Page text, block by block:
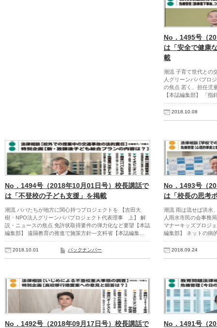
No．1495号（
は「安全で健康
載
潮流 子育て世代との
人グリーンパパプロ
の焦点 若く、担任児
【本誌編集部】 「
2018.10.08
No．1494号（2018年10月01日号）校長講話で
は「不登校の子ども支援」を掲載
潮流 パパたちが地方に関心持つプロジェクトを 【吉田大
樹・NPO法人グリーンパパプロジェクト代表理事 上】 解
説・ニュースの焦点 免許状取得要件の弾力化など要望【本誌
編集部】 遠隔教育の推進で施策方針―文科省【本誌編集…
2018.10.01 バックナンバー
No．1493号（
は「校長の思考
潮流 雨は流せば洪水
人雨水市民の会事務
マナーキッズプロジ
編集部】 ネットの病
2018.09.24
No．1492号（2018年09月17日号）校長講話で
No．1491号（